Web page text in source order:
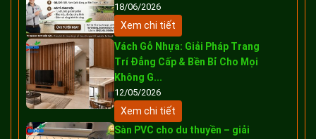
18/06/2026
Xem chi tiết
Vách Gỗ Nhựa: Giải Pháp Trang
Trí Đẳng Cấp & Bền Bỉ Cho Mọi
Không G...
12/05/2026
Xem chi tiết
Sàn PVC cho du thuyền – giải